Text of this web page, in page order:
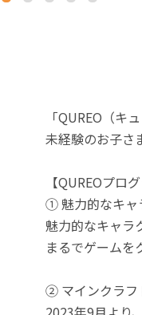
「QUREO（キ
未経験のお子さ
【QUREOプロ
① 魅力的なキャ
魅力的なキャラ
まるでゲームを
② マインクラフ